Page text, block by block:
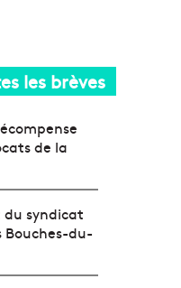
les brèves
de la
du syndicat
Bouches-du-